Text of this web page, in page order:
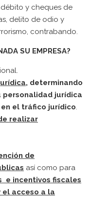
y cheques de
delito de odio y
contrabando.
SU EMPRESA?
, determinando
personalidad jurídica
el tráfico jurídico.
realizar
de
así como para
e incentivos fiscales
el acceso a la